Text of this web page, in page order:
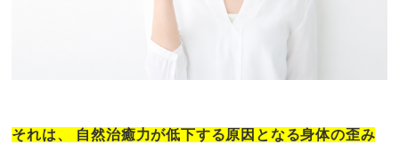
それは、 自然治癒力が低下する原因となる身体の歪み